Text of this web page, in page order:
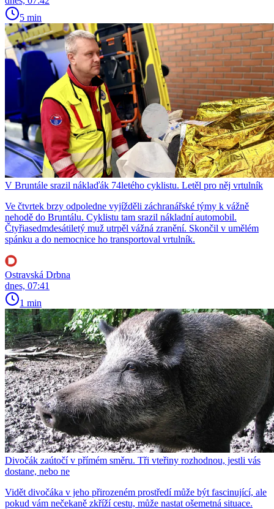
5 min
V Bruntále srazil náklaďák 74letého cyklistu. Letěl pro něj vrtulník
Ve čtvrtek brzy odpoledne vyjížděli záchranářské týmy k vážně
nehodě do Bruntálu. Cyklistu tam srazil nákladní automobil.
Čtyřiasedmdesátiletý muž utrpěl vážná zranění. Skončil v umělém
spánku a do nemocnice ho transportoval vrtulník.
Ostravská Drbna
dnes, 07:41
1 min
Divočák zaútočí v přímém směru. Tři vteřiny rozhodnou, jestli vás
dostane, nebo ne
Vidět divočáka v jeho přirozeném prostředí může být fascinující, ale
pokud vám nečekaně zkříží cestu, může nastat ošemetná situace.